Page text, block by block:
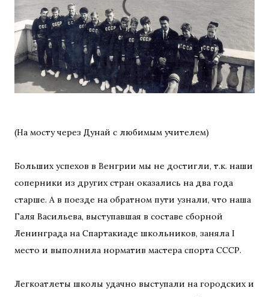
(На мосту через Дунай с любимым учителем)
Больших успехов в Венгрии мы не достигли, т.к. наши
соперники из других стран оказались на два года
старше. А в поезде на обратном пути узнали, что наша
Галя Васильева, выступавшая в составе сборной
Ленинграда на Спартакиаде школьников, заняла I
место и выполнила норматив мастера спорта СССР.
Легкоатлеты школы удачно выступали на городских и